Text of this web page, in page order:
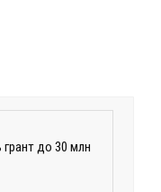
грант до 30 млн